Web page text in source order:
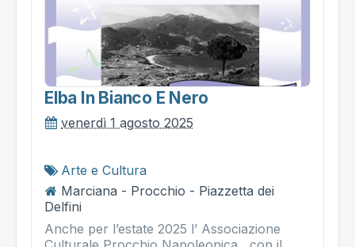
Elba In Bianco E Nero
venerdì 1 agosto 2025
Arte e Cultura
Marciana - Procchio - Piazzetta dei
Delfini
Anche per l’estate 2025 l’ Associazione